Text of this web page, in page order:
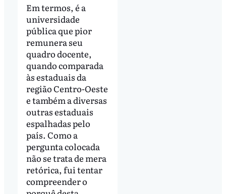
Em termos, é a
universidade
pública que pior
remunera seu
quadro docente,
quando comparada
às estaduais da
região Centro-Oeste
e também a diversas
outras estaduais
espalhadas pelo
país. Como a
pergunta colocada
não se trata de mera
retórica, fui tentar
compreender o